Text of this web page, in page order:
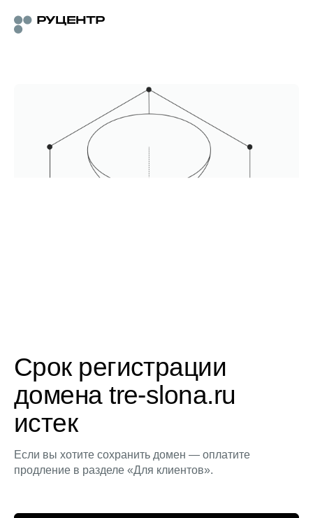
Срок регистрации
домена tre-slona.ru
истек
Если вы хотите сохранить домен — оплатите
продление в разделе «Для клиентов».